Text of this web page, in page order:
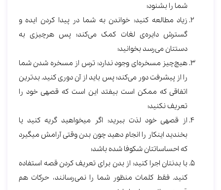
شما را بشنود؛
زیاد مطالعه کنید: خواندن به شما در پیدا کردن ایده و
گسترش دایره‌ی لغات کمک می‌کند؛ پس هرچیزی به
دستتان می‌رسد بخوانید؛
هیچ‌چیز مسخره‌ای وجود ندارد: ترس از مسخره شدن شما
را از پیشرفت دور می‌کند؛ پس باید از آن دوری کنید. بدترین
اتفاقی که ممکن است بیفتد این است که قصه‎ی خود را
تعریف نکنید؛
از قصه‎ی خود لذت ببرید: اگر می‎خواهید گریه کنید یا
بخندید این‎کار را انجام دهید چون بدن وقتی آرامش می‎گیرد
که احساساتتان شکوفا شده باشد؛
با بدنتان اجرا کنید: از بدن برای تعریف کردن قصه استفاده
کنید. فقط کلمات منظور شما را نمی‌رسانند، حرکات هم